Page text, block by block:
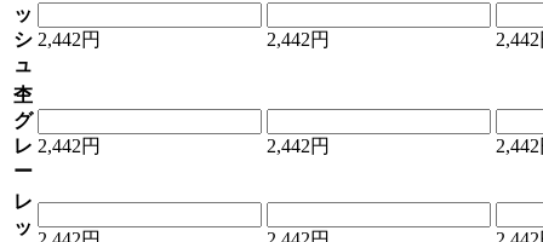
ッ
シ
ュ
2,442円 2,442円
杢
グ
レ
ー
2,442円 2,442円
レ
ッ